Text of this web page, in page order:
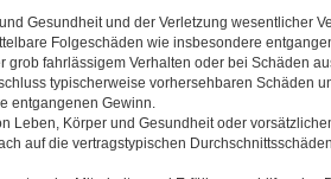
Gesundheit und der Verletzung wesentlicher
Folgeschäden wie insbesondere
fahrlässigem Verhalten oder bei Schäden
typischerweise vorhersehbaren Schäden
entgangenen Gewinn.
Leben, Körper und Gesundheit oder
auf die vertragstypischen